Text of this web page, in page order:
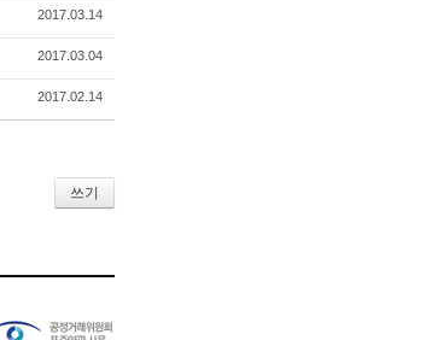
2017.03.14
2017.03.04
2017.02.14
쓰기